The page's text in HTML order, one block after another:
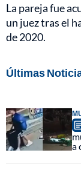
La pareja fue
un juez tras el
de 2020.
Últimas
a